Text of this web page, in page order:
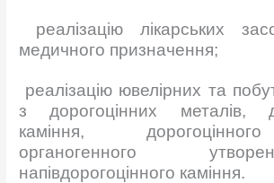
реалізацію лікарських
медичного призначення;
реалізацію ювелірних та
з дорогоцінних металів,
каміння,
органогенного
напівдорогоцінного каміння.